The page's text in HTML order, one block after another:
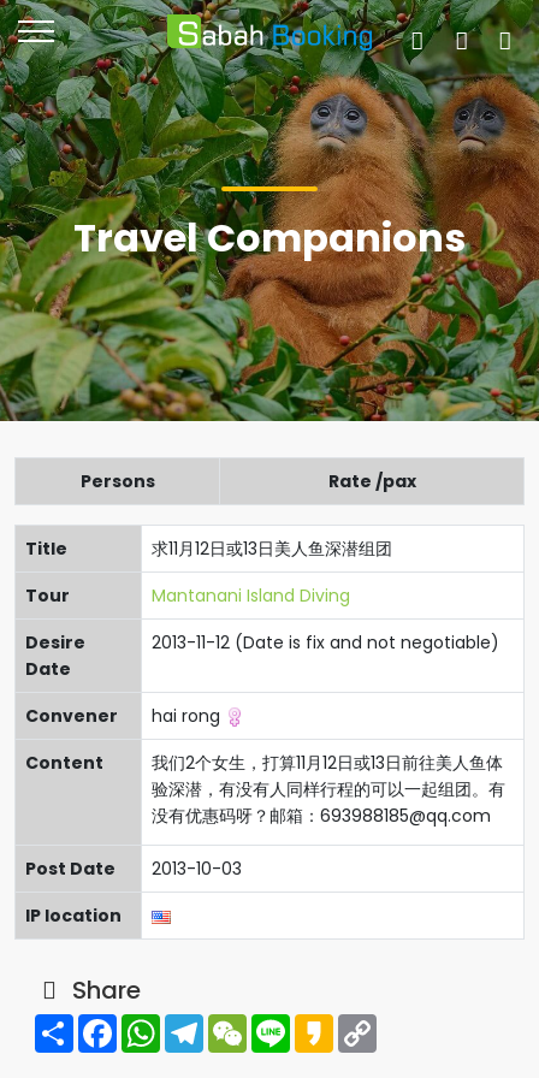
Travel Companions
Persons Rate /pax
Title
求11月12日或13日美人鱼深潜组团
Tour
Mantanani Island Diving
Desire
Date
2013-11-12 (Date is fix and not negotiable)
Convener
hai rong
Content
我们2个女生，打算11月12日或13日前往美人鱼体
验深潜，有没有人同样行程的可以一起组团。有
没有优惠码呀？邮箱： 693988185@qq.com
Post Date
2013-10-03
IP location
Share
Share FacebookWhatsAppTelegramWeChat
Line Kakao